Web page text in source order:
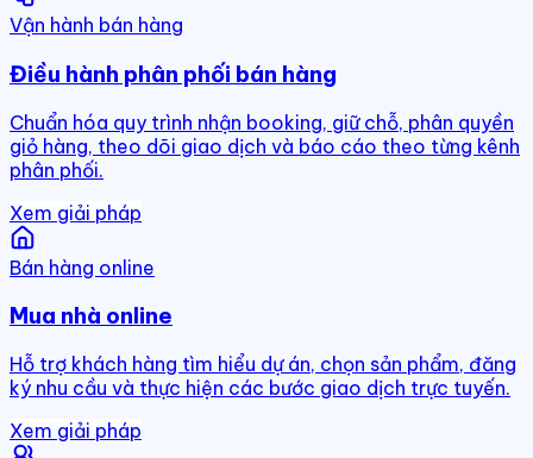
Vận hành bán hàng
Điều hành phân phối bán hàng
Chuẩn hóa quy trình nhận booking, giữ chỗ, phân quyền
giỏ hàng, theo dõi giao dịch và báo cáo theo từng kênh
phân phối.
Xem giải pháp
Bán hàng online
Mua nhà online
Hỗ trợ khách hàng tìm hiểu dự án, chọn sản phẩm, đăng
ký nhu cầu và thực hiện các bước giao dịch trực tuyến.
Xem giải pháp